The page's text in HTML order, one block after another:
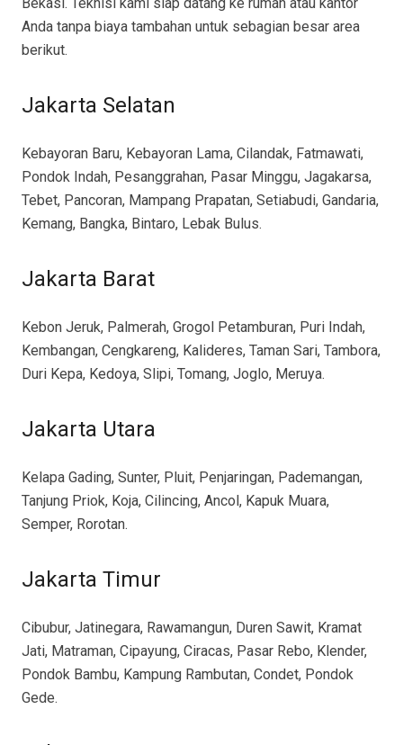
Anda tanpa biaya tambahan untuk sebagian besar area
berikut.
Jakarta Selatan
Kebayoran Baru, Kebayoran Lama, Cilandak, Fatmawati,
Pondok Indah, Pesanggrahan, Pasar Minggu, Jagakarsa,
Tebet, Pancoran, Mampang Prapatan, Setiabudi, Gandaria,
Kemang, Bangka, Bintaro, Lebak Bulus.
Jakarta Barat
Kebon Jeruk, Palmerah, Grogol Petamburan, Puri Indah,
Kembangan, Cengkareng, Kalideres, Taman Sari, Tambora,
Duri Kepa, Kedoya, Slipi, Tomang, Joglo, Meruya.
Jakarta Utara
Kelapa Gading, Sunter, Pluit, Penjaringan, Pademangan,
Tanjung Priok, Koja, Cilincing, Ancol, Kapuk Muara,
Semper, Rorotan.
Jakarta Timur
Cibubur, Jatinegara, Rawamangun, Duren Sawit, Kramat
Jati, Matraman, Cipayung, Ciracas, Pasar Rebo, Klender,
Pondok Bambu, Kampung Rambutan, Condet, Pondok
Gede.